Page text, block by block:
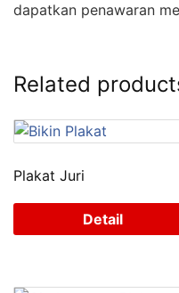
dapatkan penawaran
Related
Plakat Juri
Detail